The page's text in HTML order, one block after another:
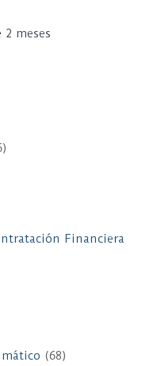
2 meses
Financiera
(68)